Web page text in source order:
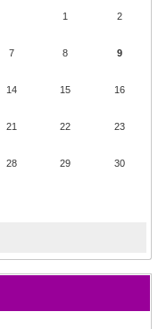
1 2
7 8 9
14 15 16
21 22 23
28 29 30